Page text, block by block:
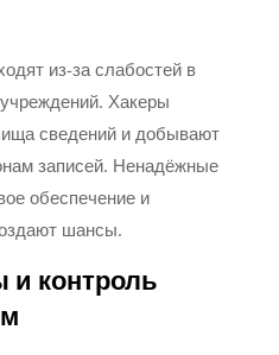
из-за слабостей в
Хакеры
сведений и добывают
записей. Ненадёжные
обеспечение и
шансы.
контроль